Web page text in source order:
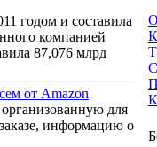
годом и составила
компанией
87,076 млрд
от Amazon
для
информацию о